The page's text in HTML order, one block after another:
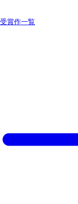
受賞作一覧